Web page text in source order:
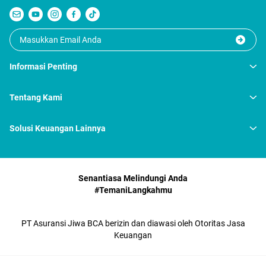
Informasi Penting
Tentang Kami
Solusi Keuangan Lainnya
Senantiasa Melindungi Anda
#TemaniLangkahmu
PT Asuransi Jiwa BCA berizin dan diawasi oleh Otoritas Jasa
Keuangan